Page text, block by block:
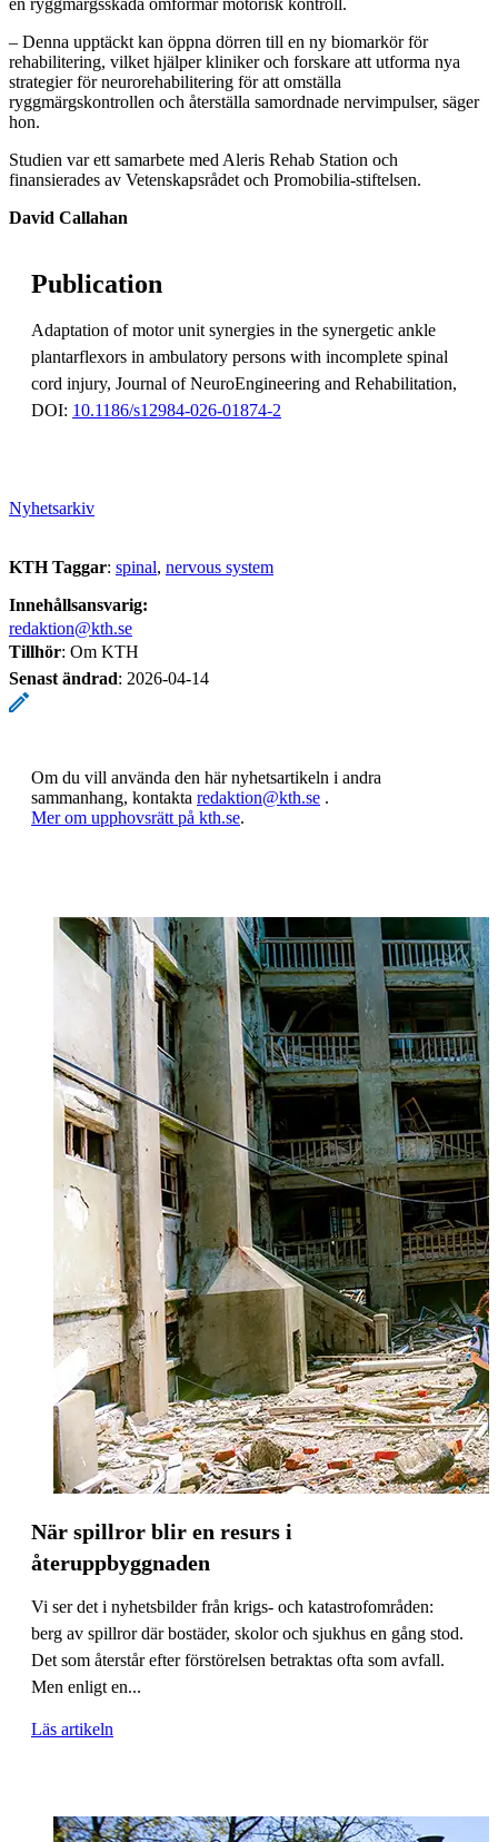
– Denna upptäckt kan öppna dörren till en ny biomarkör för
rehabilitering, vilket hjälper kliniker och forskare att utforma nya
strategier för neurorehabilitering för att omställa
ryggmärgskontrollen och återställa samordnade nervimpulser, säger
hon.
Studien var ett samarbete med Aleris Rehab Station och
finansierades av Vetenskapsrådet och Promobilia-stiftelsen.
David Callahan
Publication
Adaptation of motor unit synergies in the synergetic ankle
plantarflexors in ambulatory persons with incomplete spinal
cord injury, Journal of NeuroEngineering and Rehabilitation,
DOI: 10.1186/s12984-026-01874-2
Nyhetsarkiv
KTH Taggar: spinal nervous system
Innehållsansvarig:
redaktion@kth.se
Tillhör: Om KTH
Senast ändrad: 2026-04-14
Om du vill använda den här nyhetsartikeln i andra
sammanhang, kontakta redaktion@kth.se .
​​​​​​​Mer om upphovsrätt på kth.se​​​​​​​​​​​​​​.
När spillror blir en resurs i
återuppbyggnaden
Vi ser det i nyhetsbilder från krigs- och katastrofområden:
berg av spillror där bostäder, skolor och sjukhus en gång stod.
Det som återstår efter förstörelsen betraktas ofta som avfall.
Men enligt en...
Läs artikeln